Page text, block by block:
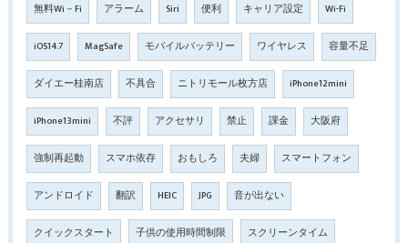
無料Wi－Fi アラーム Siri 便利 キャリア設定 Wi-Fi
iOS14.7 MagSafe モバイルバッテリー ワイヤレス 容量不足
ダイエー桂南店 不具合 ニトリモール枚方店 iPhone12mini
iPhone13mini 不評 アクセサリ 禁止 課金 大阪府
強制再起動 スマホ依存 おもしろ 夫婦 スマートフォン
アンドロイド 翻訳 HEIC JPG 音が出ない
クイックスタート 子供の使用時間制限 スクリーンタイム